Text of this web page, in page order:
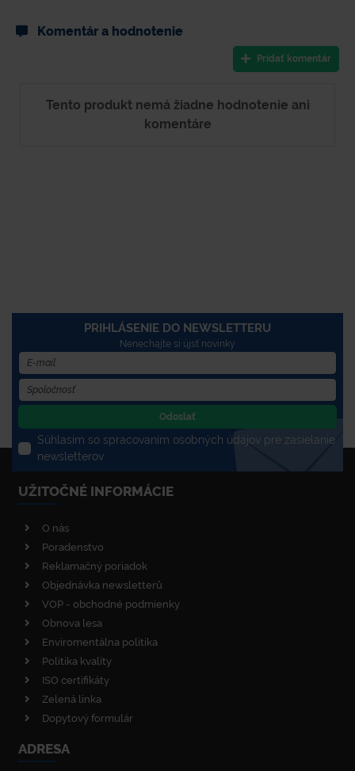
Komentár a hodnotenie
Pridať komentár
Tento produkt nemá žiadne hodnotenie ani
komentáre
PRIHLÁSENIE DO NEWSLETTERU
Nenechajte si újsť novinky
Odoslať
Súhlasím so spracovaním osobných údajov pre zasielanie
newsletterov
UŽITOČNÉ INFORMÁCIE
O nás
Poradenstvo
Reklamačný poriadok
Objednávka newsletterů
VOP - obchodné podmienky
Obnova lesa
Enviromentálna politika
Politika kvality
ISO certifikáty
Zelená linka
Dopytový formulár
ADRESA